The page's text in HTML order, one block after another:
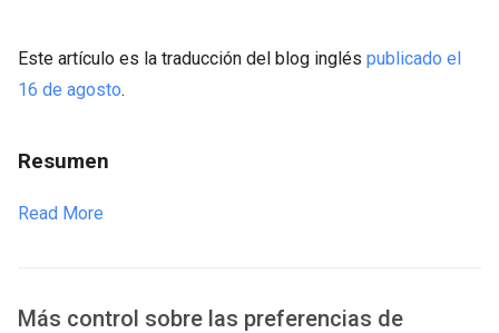
Este artículo es la traducción del blog inglés publicado el
16 de agosto.
Resumen
Read More
Más control sobre las preferencias de